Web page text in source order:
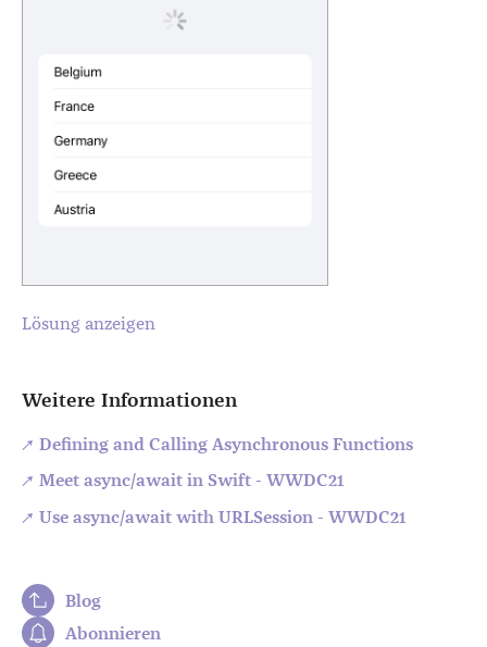
Lösung anzeigen
Weitere Informationen
Defining and Calling Asynchronous Functions
Meet async/await in Swift - WWDC21
Use async/await with URLSession - WWDC21
Blog
Abonnieren